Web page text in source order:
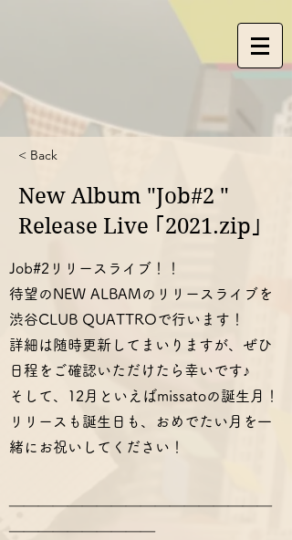
< Back
New Album "Job#2 "
Release Live ｢2021.zip｣
Job#2リリースライブ！！
待望のNEW ALBAMのリリースライブを
渋谷CLUB QUATTROで行います！
詳細は随時更新してまいりますが、ぜひ
日程をご確認いただけたら幸いです♪
そして、12月といえばmissatoの誕生月！
リリースも誕生日も、おめでたい月を一
緒にお祝いしてください！